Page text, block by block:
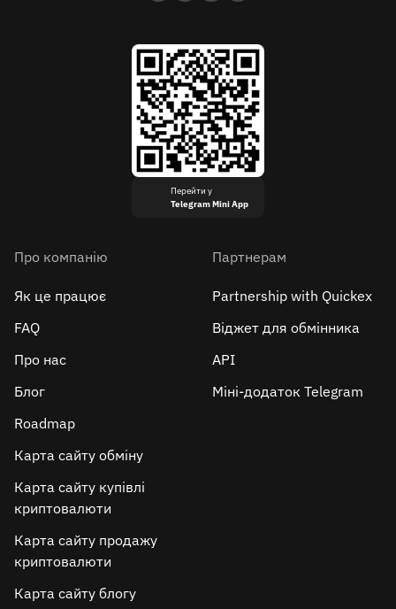
Перейти у
Telegram Mini App
Про компанію
Як це працює
FAQ
Про нас
Блог
Roadmap
Карта сайту обміну
Карта сайту купівлі
криптовалюти
Карта сайту продажу
криптовалюти
Карта сайту блогу
Партнерам
Partnership with Quickex
Віджет для обмінника
API
Міні-додаток Telegram